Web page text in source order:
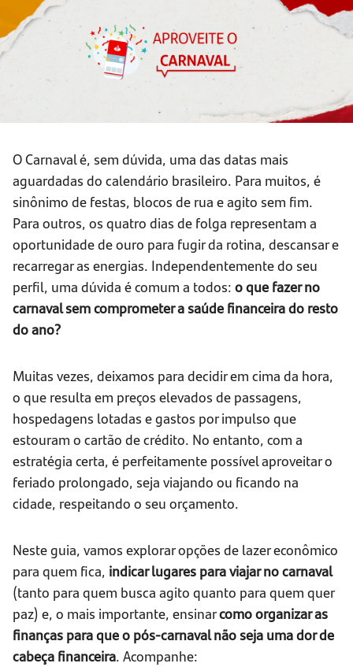
O Carnaval é, sem dúvida, uma das datas mais
aguardadas do calendário brasileiro. Para muitos, é
sinônimo de festas, blocos de rua e agito sem fim.
Para outros, os quatro dias de folga representam a
oportunidade de ouro para fugir da rotina, descansar e
recarregar as energias. Independentemente do seu
perfil, uma dúvida é comum a todos: o que fazer no
carnaval sem comprometer a saúde financeira do resto
do ano?
Muitas vezes, deixamos para decidir em cima da hora,
o que resulta em preços elevados de passagens,
hospedagens lotadas e gastos por impulso que
estouram o cartão de crédito. No entanto, com a
estratégia certa, é perfeitamente possível aproveitar o
feriado prolongado, seja viajando ou ficando na
cidade, respeitando o seu orçamento.
Neste guia, vamos explorar opções de lazer econômico
para quem fica, indicar lugares para viajar no carnaval
(tanto para quem busca agito quanto para quem quer
paz) e, o mais importante, ensinarcomo organizar as
finanças para que o pós-carnaval não seja uma dor de
cabeça financeira. Acompanhe: